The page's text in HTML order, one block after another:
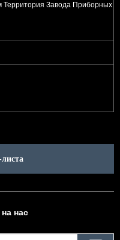
Территория Завода Приборных
нас